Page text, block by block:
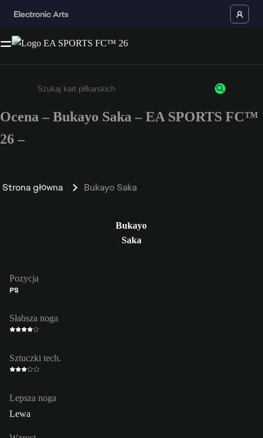
Wpisz co najmniej 3 znaki lub cyfry.
Ocena – Bukayo Saka – EA SPORTS FC™
26 –
Strona główna Bukayo Saka
Bukayo
Saka
Pozycja
PS
Słabsza noga
Sztuczki tech.
Lepsza noga
Lewa